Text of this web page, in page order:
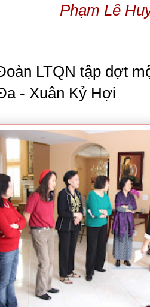
Phạm Lê
LTQN tập dợt
- Xuân Kỷ Hợi